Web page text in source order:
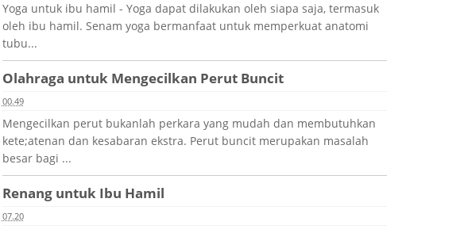
Yoga untuk ibu hamil - Yoga dapat dilakukan oleh siapa saja, termasuk
oleh ibu hamil. Senam yoga bermanfaat untuk memperkuat anatomi
tubu...
Olahraga untuk Mengecilkan Perut Buncit
00.49
Mengecilkan perut bukanlah perkara yang mudah dan membutuhkan
kete;atenan dan kesabaran ekstra. Perut buncit merupakan masalah
besar bagi ...
Renang untuk Ibu Hamil
07.20